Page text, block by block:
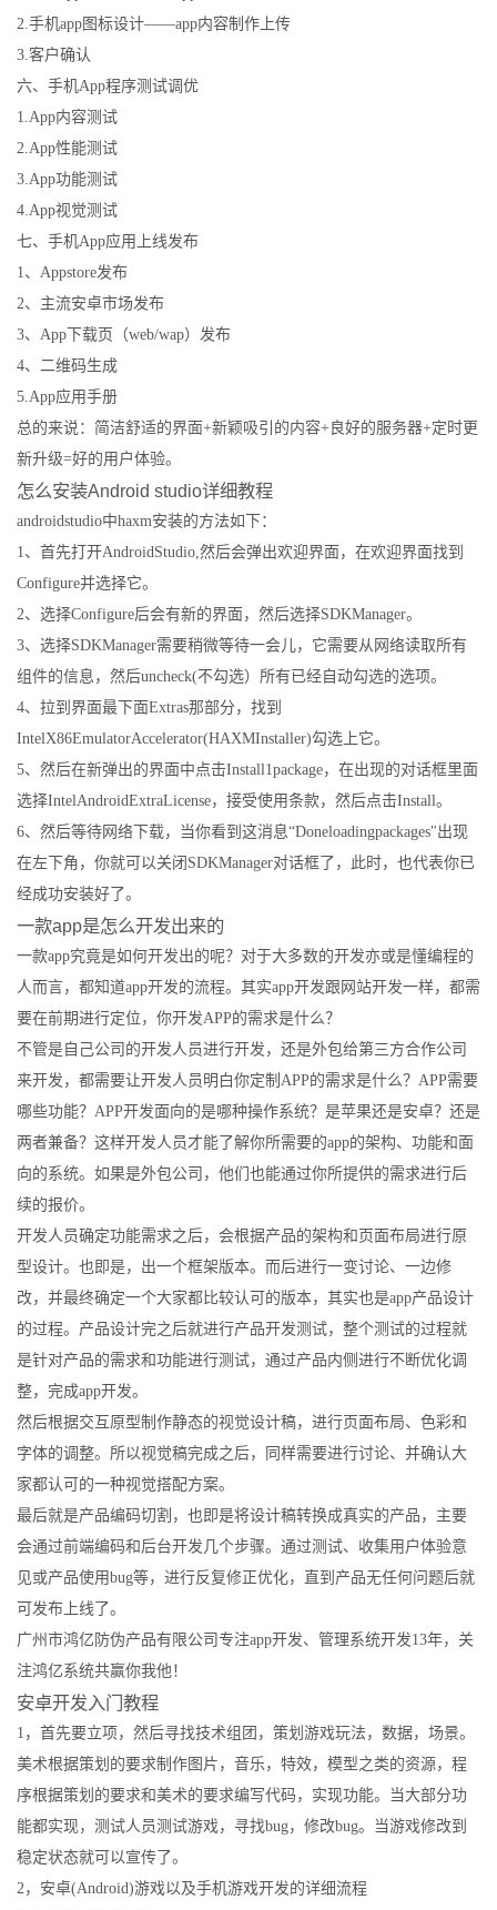
2.手机app图标设计——app内容制作上传
3.客户确认
六、手机App程序测试调优
1.App内容测试
2.App性能测试
3.App功能测试
4.App视觉测试
七、手机App应用上线发布
1、Appstore发布
2、主流安卓市场发布
3、App下载页（web/wap）发布
4、二维码生成
5.App应用手册
总的来说：简洁舒适的界面+新颖吸引的内容+良好的服务器+定时更
新升级=好的用户体验。
怎么安装Android studio详细教程
androidstudio中haxm安装的方法如下：
1、首先打开AndroidStudio,然后会弹出欢迎界面，在欢迎界面找到
Configure并选择它。
2、选择Configure后会有新的界面，然后选择SDKManager。
3、选择SDKManager需要稍微等待一会儿，它需要从网络读取所有
组件的信息，然后uncheck(不勾选）所有已经自动勾选的选项。
4、拉到界面最下面Extras那部分，找到
IntelX86EmulatorAccelerator(HAXMInstaller)勾选上它。
5、然后在新弹出的界面中点击Install1package，在出现的对话框里面
选择IntelAndroidExtraLicense，接受使用条款，然后点击Install。
6、然后等待网络下载，当你看到这消息“Doneloadingpackages"出现
在左下角，你就可以关闭SDKManager对话框了，此时，也代表你已
经成功安装好了。
一款app是怎么开发出来的
一款app究竟是如何开发出的呢？对于大多数的开发亦或是懂编程的
人而言，都知道app开发的流程。其实app开发跟网站开发一样，都需
要在前期进行定位，你开发APP的需求是什么？
不管是自己公司的开发人员进行开发，还是外包给第三方合作公司
来开发，都需要让开发人员明白你定制APP的需求是什么？APP需要
哪些功能？APP开发面向的是哪种操作系统？是苹果还是安卓？还是
两者兼备？这样开发人员才能了解你所需要的app的架构、功能和面
向的系统。如果是外包公司，他们也能通过你所提供的需求进行后
续的报价。
开发人员确定功能需求之后，会根据产品的架构和页面布局进行原
型设计。也即是，出一个框架版本。而后进行一变讨论、一边修
改，并最终确定一个大家都比较认可的版本，其实也是app产品设计
的过程。产品设计完之后就进行产品开发测试，整个测试的过程就
是针对产品的需求和功能进行测试，通过产品内侧进行不断优化调
整，完成app开发。
然后根据交互原型制作静态的视觉设计稿，进行页面布局、色彩和
字体的调整。所以视觉稿完成之后，同样需要进行讨论、并确认大
家都认可的一种视觉搭配方案。
最后就是产品编码切割，也即是将设计稿转换成真实的产品，主要
会通过前端编码和后台开发几个步骤。通过测试、收集用户体验意
见或产品使用bug等，进行反复修正优化，直到产品无任何问题后就
可发布上线了。
广州市鸿亿防伪产品有限公司专注app开发、管理系统开发13年，关
注鸿亿系统共赢你我他！
安卓开发入门教程
1，首先要立项，然后寻找技术组团，策划游戏玩法，数据，场景。
美术根据策划的要求制作图片，音乐，特效，模型之类的资源，程
序根据策划的要求和美术的要求编写代码，实现功能。当大部分功
能都实现，测试人员测试游戏，寻找bug，修改bug。当游戏修改到
稳定状态就可以宣传了。
2，安卓(Android)游戏以及手机游戏开发的详细流程